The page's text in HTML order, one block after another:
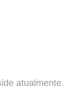
atualmente.